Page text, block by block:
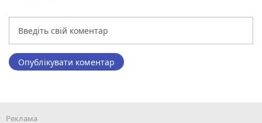
Опублікувати коментар